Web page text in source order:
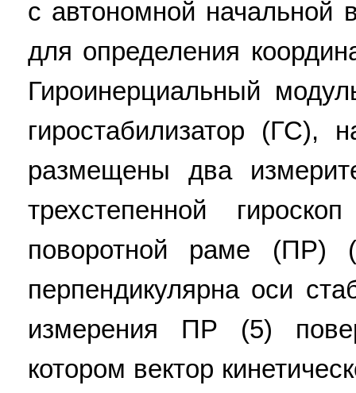
с автономной начальной
для определения
Гироинерциальный
гиростабилизатор (ГС),
размещены два
трехстепенной
поворотной раме (ПР)
перпендикулярна оси
измерения ПР (5)
котором вектор